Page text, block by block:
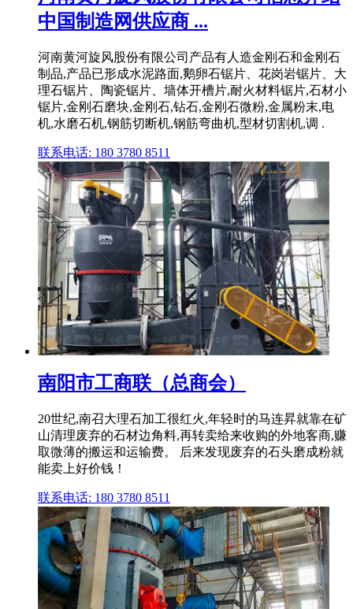
中国制造网供应商 ...
河南黄河旋风股份有限公司产品有人造金刚石和金刚石
制品,产品已形成水泥路面,鹅卵石锯片、花岗岩锯片、大
理石锯片、陶瓷锯片、墙体开槽片,耐火材料锯片,石材小
锯片,金刚石磨块,金刚石,钻石,金刚石微粉,金属粉末,电
机,水磨石机,钢筋切断机,钢筋弯曲机,型材切割机,调 .
联系电话: 180 3780 8511
南阳市工商联（总商会）
20世纪,南召大理石加工很红火,年轻时的马连昇就靠在矿
山清理废弃的石材边角料,再转卖给来收购的外地客商,赚
取微薄的搬运和运输费。 后来发现废弃的石头磨成粉就
能卖上好价钱！
联系电话: 180 3780 8511